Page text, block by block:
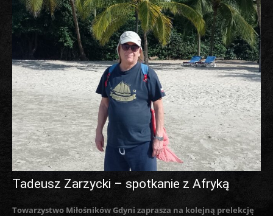
Tadeusz Zarzycki – spotkanie z Afryką
Towarzystwo Miłośników Gdyni zaprasza na kolejną prelekcję